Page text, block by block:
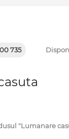
735
"Lumanare